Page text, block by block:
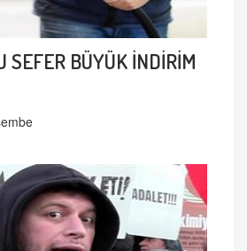
SEFER BÜYÜK İNDİRİM